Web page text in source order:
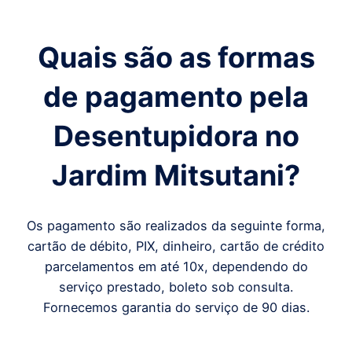
Quais são as formas
de pagamento pela
Desentupidora no
Jardim Mitsutani?
Os pagamento são realizados da seguinte forma,
cartão de débito, PIX, dinheiro, cartão de crédito
parcelamentos em até 10x, dependendo do
serviço prestado, boleto sob consulta.
Fornecemos garantia do serviço de 90 dias.